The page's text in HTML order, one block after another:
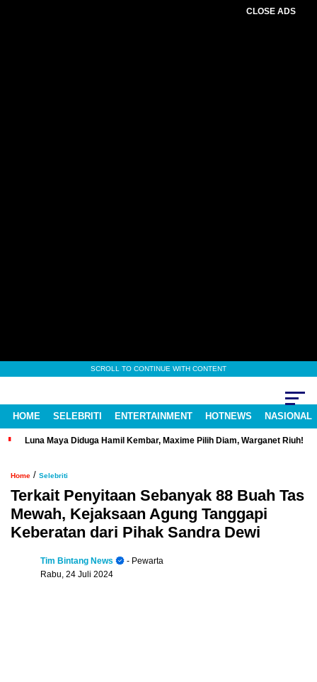
CLOSE ADS
SCROLL TO CONTINUE WITH CONTENT
HOME SELEBRITI ENTERTAINMENT HOTNEWS NASIONAL
Luna Maya Diduga Hamil Kembar, Maxime Pilih Diam, Warganet Riuh!
Home / Selebriti
Terkait Penyitaan Sebanyak 88 Buah Tas
Mewah, Kejaksaan Agung Tanggapi
Keberatan dari Pihak Sandra Dewi
Tim Bintang News
- Pewarta
Rabu, 24 Juli 2024